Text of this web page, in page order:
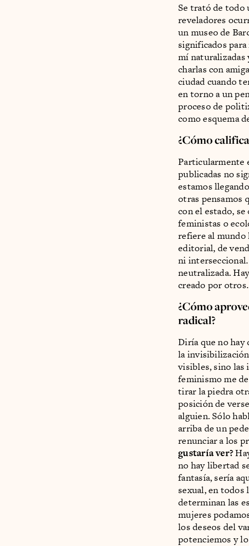
Se trató de todo
reveladores
un museo de
significados
mí naturalizadas
charlas con
ciudad cuando
en torno a un
proceso de
como esquema
¿Cómo
Particularmente
publicadas no
estamos
otras pensamos
con el estado,
feministas o
refiere al mundo
editorial, de
ni
neutralizada.
creado por otros.
¿Cómo
radical?
Diría que no hay
la
visibles, sino las
feminismo me
tirar la piedra
posición de
alguien. Sólo
arriba de un
renunciar a los
gustaría ver?
no hay libertad
fantasía, sería
sexual, en todos
determinan las
mujeres
los deseos del
potenciemos y